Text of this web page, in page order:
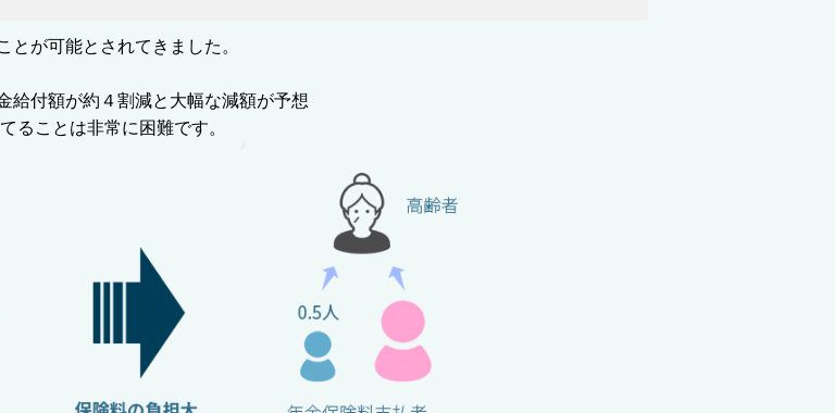
が可能とされてきました。
給付額が約４割減と大幅な減額が予想
ることは非常に困難です。